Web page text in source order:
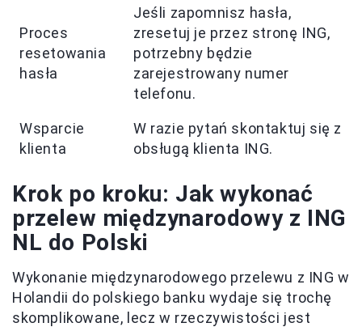
Proces
resetowania
hasła
Jeśli zapomnisz hasła,
zresetuj je przez stronę ING,
potrzebny będzie
zarejestrowany numer
telefonu.
Wsparcie
klienta
W razie pytań skontaktuj się z
obsługą klienta ING.
Krok po kroku: Jak wykonać
przelew międzynarodowy z ING
NL do Polski
Wykonanie międzynarodowego przelewu z ING w
Holandii do polskiego banku wydaje się trochę
skomplikowane, lecz w rzeczywistości jest